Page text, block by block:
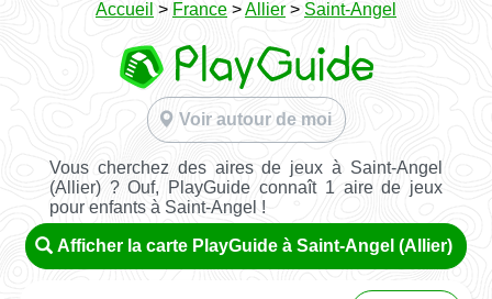
Accueil > France >Allier > Saint-Angel
Voir autour de moi
Vous cherchez des aires de jeux à Saint-Angel
(Allier) ? Ouf, PlayGuide connaît 1 aire de jeux
pour enfants à Saint-Angel !
Afficher la carte PlayGuide à Saint-Angel (Allier)